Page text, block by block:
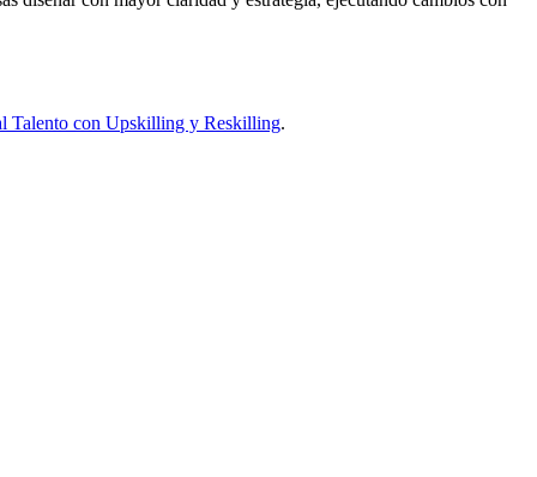
Talento con Upskilling y Reskilling.